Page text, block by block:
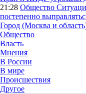
21:28 Общество
постепенно
Город (Москва и
Общество
Власть
Мнения
В России
В мире
Происшествия
Другое